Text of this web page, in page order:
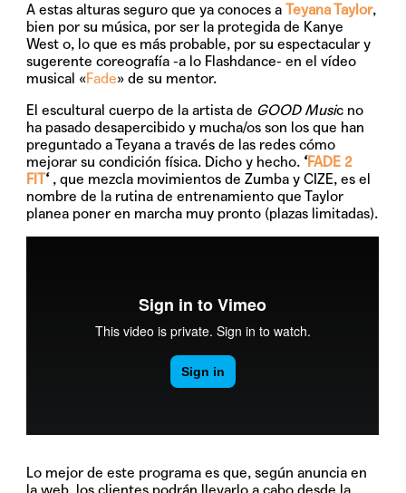
A estas alturas seguro que ya conoces aTeyana Taylor,
bien por su música, por ser la protegida de Kanye
West o, lo que es más probable, por su espectacular y
sugerente coreografía -a lo Flashdance- en el vídeo
musical «Fade» de su mentor.
El escultural cuerpo de la artista de GOOD Music no
ha pasado desapercibido y mucha/os son los que han
preguntado a Teyana a través de las redes cómo
mejorar su condición física. Dicho y hecho. ‘FADE 2
FIT‘, que mezcla movimientos de Zumba y CIZE, es el
nombre de la rutina de entrenamiento que Taylor
planea poner en marcha muy pronto (plazas limitadas).
Lo mejor de este programa es que, según anuncia en